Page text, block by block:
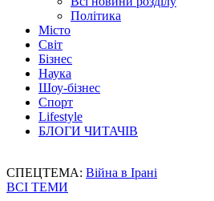
Політика
Місто
Світ
Бізнес
Наука
Шоу-бізнес
Спорт
Lifestyle
БЛОГИ ЧИТАЧІВ
СПЕЦТЕМА: Війна в Ірані
ВСІ ТЕМИ